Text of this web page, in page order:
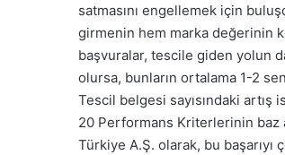
satmasını engellemek için
girmenin hem marka değerinin
başvuralar, tescile giden yolun
olursa, bunların ortalama 1-2
Tescil belgesi sayısındaki artış
20 Performans Kriterlerinin baz
Türkiye A.Ş. olarak, bu